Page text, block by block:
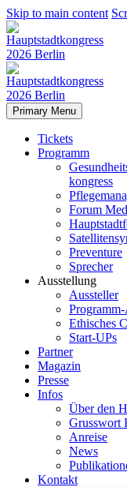
Skip to main content
Primary Menu
Tickets
Programm
kongress
Forum
Preventure
Sprecher
Ausstellung
Aussteller
Ethisches
Start-UPs
Partner
Magazin
Presse
Infos
Über den
Grusswort
Anreise
News
Kontakt